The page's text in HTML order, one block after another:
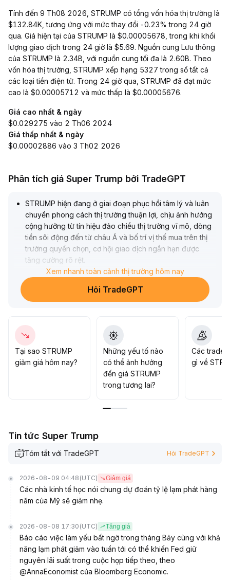
Tính đến 9 Th08 2026, STRUMP có tổng vốn hóa thị trường là
$132.84K, tương ứng với mức thay đổi -0.23% trong 24 giờ
qua. Giá hiện tại của STRUMP là $0.00005678, trong khi khối
lượng giao dịch trong 24 giờ là $5.69. Nguồn cung Lưu thông
của STRUMP là 2.34B, với nguồn cung tối đa là 2.60B. Theo
vốn hóa thị trường, STRUMP xếp hạng 5327 trong số tất cả
các loại tiền điện tử. Trong 24 giờ qua, STRUMP đã đạt mức
cao là $0.00005712 và mức thấp là $0.00005676.
Giá cao nhất & ngày
$0.029275 vào 2 Th06 2024
Giá thấp nhất & ngày
$0.00002886 vào 3 Th02 2026
Phân tích giá Super Trump bởi TradeGPT
STRUMP hiện đang ở giai đoạn phục hồi tâm lý và luân
chuyển phong cách thị trường thuận lợi, chịu ảnh hưởng
cộng hưởng từ tín hiệu đảo chiều thị trường vĩ mô, dòng
tiền sôi động đến từ châu Á và bố trí vị thế mua trên thị
trường quyền chọn, cơ hội giao dịch ngắn hạn được
tăng cường rõ rệt
Nếu Bitcoin giữ vững mức 92.
000 đô la và Ethereum ổn định trên 3
100 đô la, STRUMP có khả năng vượt qua vùng kháng
Tuy nhiên, cần cảnh giác sát sao với nguy cơ điều chỉnh
toàn thị trường dẫn tới tâm lý đi xuống
Nếu vùng hỗ trợ chủ chốt bị phá vỡ, rủi ro biến động sẽ
gia tăng, vị thế giao dịch ngắn hạn cần kiểm soát chặt
Xem nhanh toàn cảnh thị trường hôm nay
Hỏi TradeGPT
Tại sao STRUMP
giảm giá hôm nay?
Những yếu tố nào
có thể ảnh hưởng
đến giá STRUMP
trong tương lai?
Các trader
gì về
Tin tức Super Trump
Tóm tắt với TradeGPT Hỏi TradeGPT
2026-08-09 04:48 (UTC) Giảm giá
Các nhà kinh tế học nói chung dự đoán tỷ lệ lạm phát hàng
năm của Mỹ sẽ giảm nhẹ.
2026-08-08 17:30 (UTC) Tăng giá
Báo cáo việc làm yếu bất ngờ trong tháng Bảy cùng với khả
năng lạm phát giảm vào tuần tới có thể khiến Fed giữ
nguyên lãi suất trong cuộc họp tiếp theo, theo
@AnnaEconomist của Bloomberg Economic.